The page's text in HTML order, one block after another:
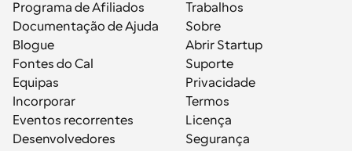
Programa de Afiliados
Documentação de Ajuda
Blogue
Fontes do Cal
Equipas
Incorporar
Eventos recorrentes
Desenvolvedores
Trabalhos
Sobre
Abrir Startup
Suporte
Privacidade
Termos
Licença
Segurança